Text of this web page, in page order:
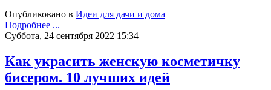
Опубликовано в Идеи для дачи и дома
Подробнее ...
Суббота, 24 сентября 2022 15:34
Как украсить женскую косметичку
бисером. 10 лучших идей